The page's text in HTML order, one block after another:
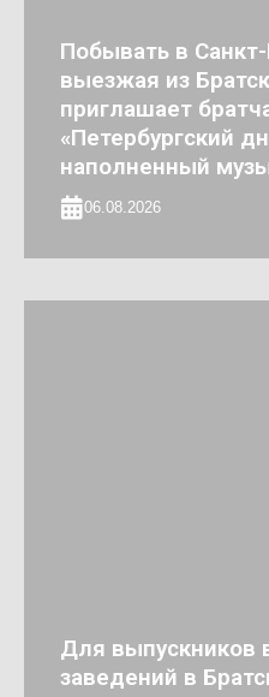
Побывать в
выезжая из
приглашает
«Петербургский
наполненный
06.08.2026
Для выпускников
заведений в